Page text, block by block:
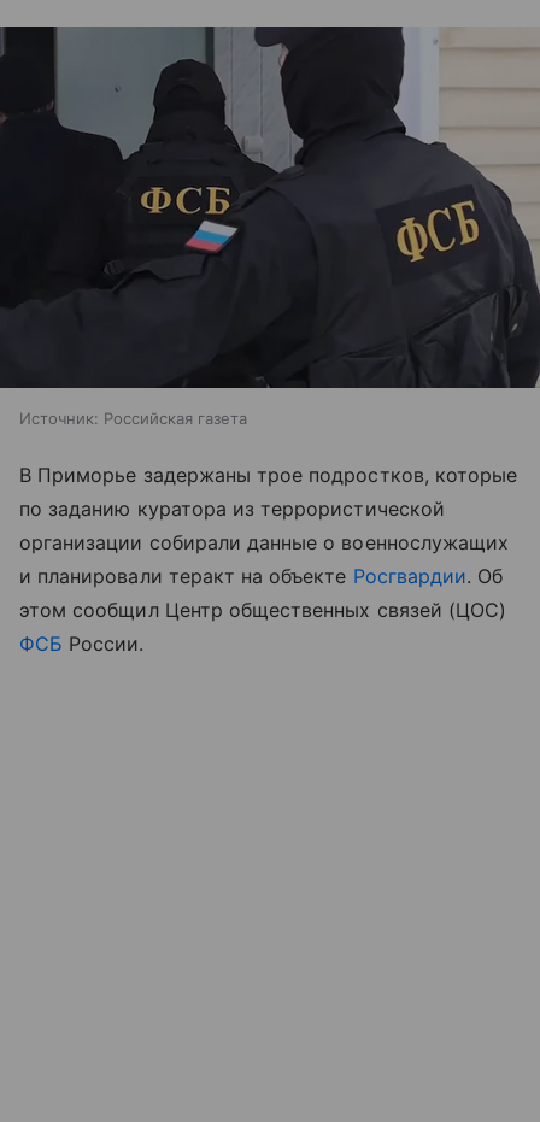
Источник: Российская газета
В Приморье задержаны трое подростков, которые
по заданию куратора из террористической
организации собирали данные о военнослужащих
и планировали теракт на объекте Росгвардии. Об
этом сообщил Центр общественных связей (ЦОС)
ФСБ России.